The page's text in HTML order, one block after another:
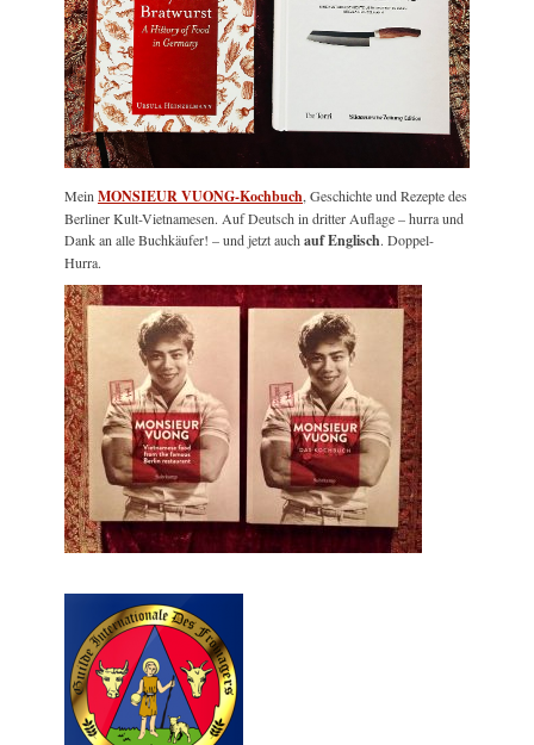
MeinMONSIEUR VUONG-Kochbuch, Geschichte und Rezepte des
Berliner Kult-Vietnamesen. Auf Deutsch in dritter Auflage – hurra und
Dank an alle Buchkäufer! – und jetzt auchauf Englisch. Doppel-
Hurra.